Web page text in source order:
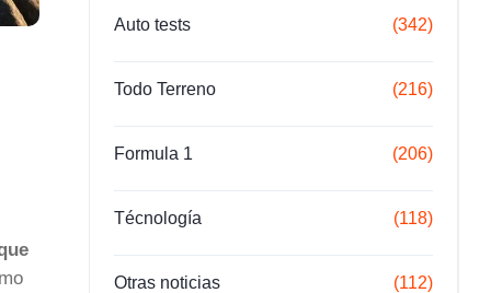
Auto tests (342)
Todo Terreno (216)
Formula 1 (206)
Técnología (118)
Otras noticias (112)